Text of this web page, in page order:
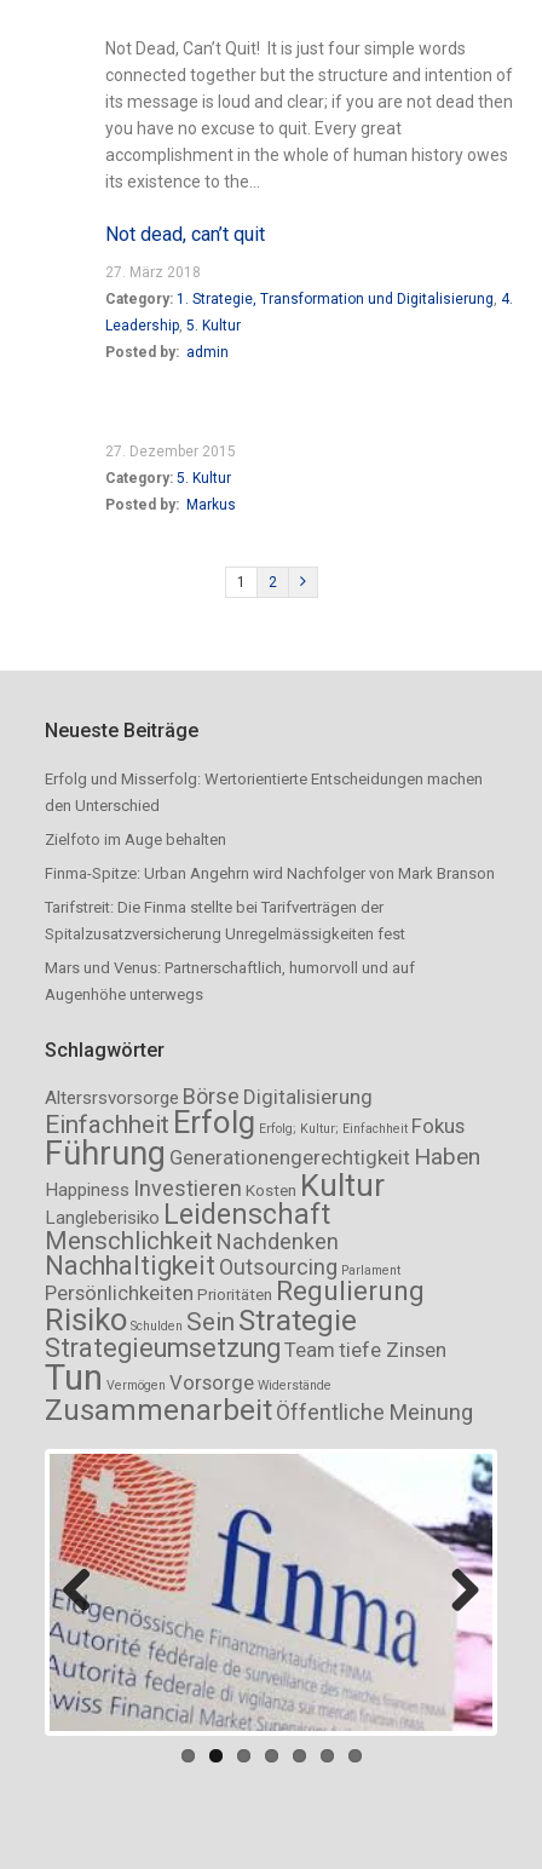
Not Dead, Can’t Quit! It is just four simple words
connected together but the structure and intention of
its message is loud and clear; if you are not dead then
you have no excuse to quit. Every great
accomplishment in the whole of human history owes
its existence to the...
Not dead, can’t quit
27. März 2018
Category:1. Strategie, Transformation und Digitalisierung,4.
Leadership,5. Kultur
Posted by: admin
27. Dezember 2015
Category:5. Kultur
Posted by: Markus
1 2
Neueste Beiträge
Erfolg und Misserfolg: Wertorientierte Entscheidungen machen
den Unterschied
Zielfoto im Auge behalten
Finma-Spitze: Urban Angehrn wird Nachfolger von Mark Branson
Tarifstreit: Die Finma stellte bei Tarifverträgen der
Spitalzusatzversicherung Unregelmässigkeiten fest
Mars und Venus: Partnerschaftlich, humorvoll und auf
Augenhöhe unterwegs
Schlagwörter
Altersrsvorsorge Börse Digitalisierung
Einfachheit Erfolg Erfolg; Kultur; Einfachheit Fokus
Führung Generationengerechtigkeit Haben
Happiness Investieren Kosten Kultur
Langleberisiko Leidenschaft
Menschlichkeit Nachdenken
Nachhaltigkeit Outsourcing Parlament
Persönlichkeiten Prioritäten Regulierung
Risiko Schulden Sein Strategie
Strategieumsetzung Team tiefe Zinsen
Tun Vermögen Vorsorge Widerstände
ZusammenarbeitÖffentliche Meinung
Previous Next